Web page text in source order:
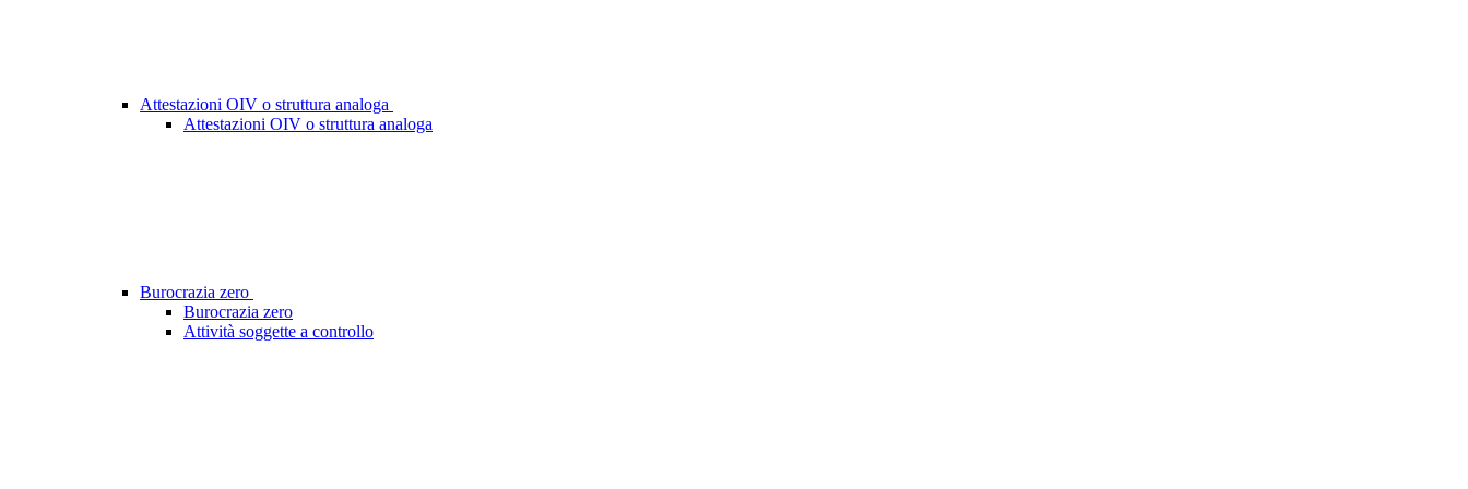
Attestazioni OIV o struttura analoga
Attestazioni OIV o struttura analoga
Burocrazia zero
Burocrazia zero
Attività soggette a controllo